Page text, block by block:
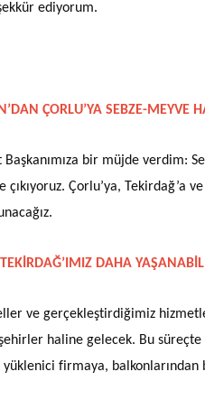
ediyorum.
ÇORLU’YA SEBZE-MEYVE
Başkanımıza bir müjde verdim:
Çorlu’ya, Tekirdağ’a
DAHA
ve gerçekleştirdiğimiz
haline gelecek. Bu süreçte
yüklenici firmaya,